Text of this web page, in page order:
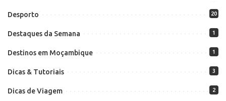
Desporto 20
Destaques da Semana 1
Destinos em Moçambique 1
Dicas & Tutoriais 3
Dicas de Viagem 2